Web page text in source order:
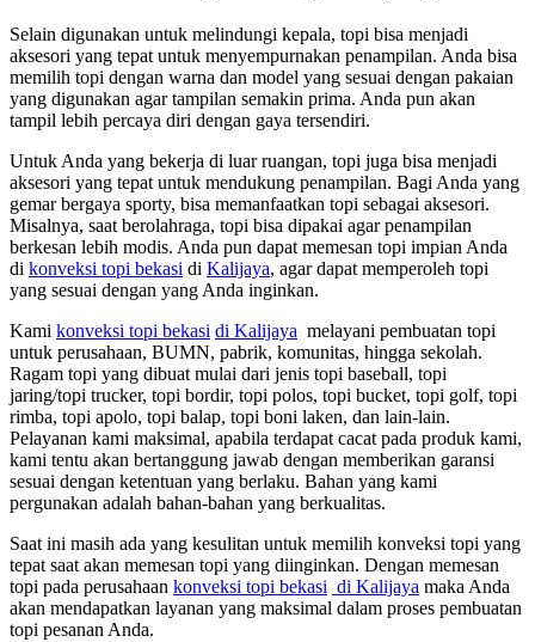
Selain digunakan untuk melindungi kepala, topi bisa menjadi
aksesori yang tepat untuk menyempurnakan penampilan. Anda bisa
memilih topi dengan warna dan model yang sesuai dengan pakaian
yang digunakan agar tampilan semakin prima. Anda pun akan
tampil lebih percaya diri dengan gaya tersendiri.
Untuk Anda yang bekerja di luar ruangan, topi juga bisa menjadi
aksesori yang tepat untuk mendukung penampilan. Bagi Anda yang
gemar bergaya sporty, bisa memanfaatkan topi sebagai aksesori.
Misalnya, saat berolahraga, topi bisa dipakai agar penampilan
berkesan lebih modis. Anda pun dapat memesan topi impian Anda
di konveksi topi bekasi di Kalijaya, agar dapat memperoleh topi
yang sesuai dengan yang Anda inginkan.
Kami konveksi topi bekasi di Kalijaya melayani pembuatan topi
untuk perusahaan, BUMN, pabrik, komunitas, hingga sekolah.
Ragam topi yang dibuat mulai dari jenis topi baseball, topi
jaring/topi trucker, topi bordir, topi polos, topi bucket, topi golf, topi
rimba, topi apolo, topi balap, topi boni laken, dan lain-lain.
Pelayanan kami maksimal, apabila terdapat cacat pada produk kami,
kami tentu akan bertanggung jawab dengan memberikan garansi
sesuai dengan ketentuan yang berlaku. Bahan yang kami
pergunakan adalah bahan-bahan yang berkualitas.
Saat ini masih ada yang kesulitan untuk memilih konveksi topi yang
tepat saat akan memesan topi yang diinginkan. Dengan memesan
topi pada perusahaan konveksi topi bekasi di Kalijaya maka Anda
akan mendapatkan layanan yang maksimal dalam proses pembuatan
topi pesanan Anda.